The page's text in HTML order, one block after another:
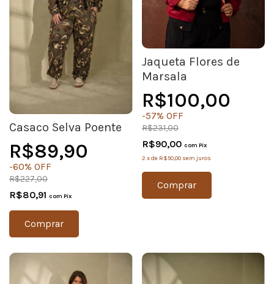
Casaco Selva Poente
R$89,90
-60% OFF
R$227,00
R$80,91 com Pix
Comprar
Jaqueta Flores de
Marsala
R$100,00
-57% OFF
R$231,00
R$90,00 com Pix
2 xde R$50,00 sem juros
Comprar